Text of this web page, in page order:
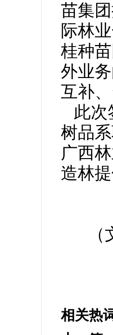
苗集
际林
桂种
外业
互补
此次
树品
广西
造林
相关热